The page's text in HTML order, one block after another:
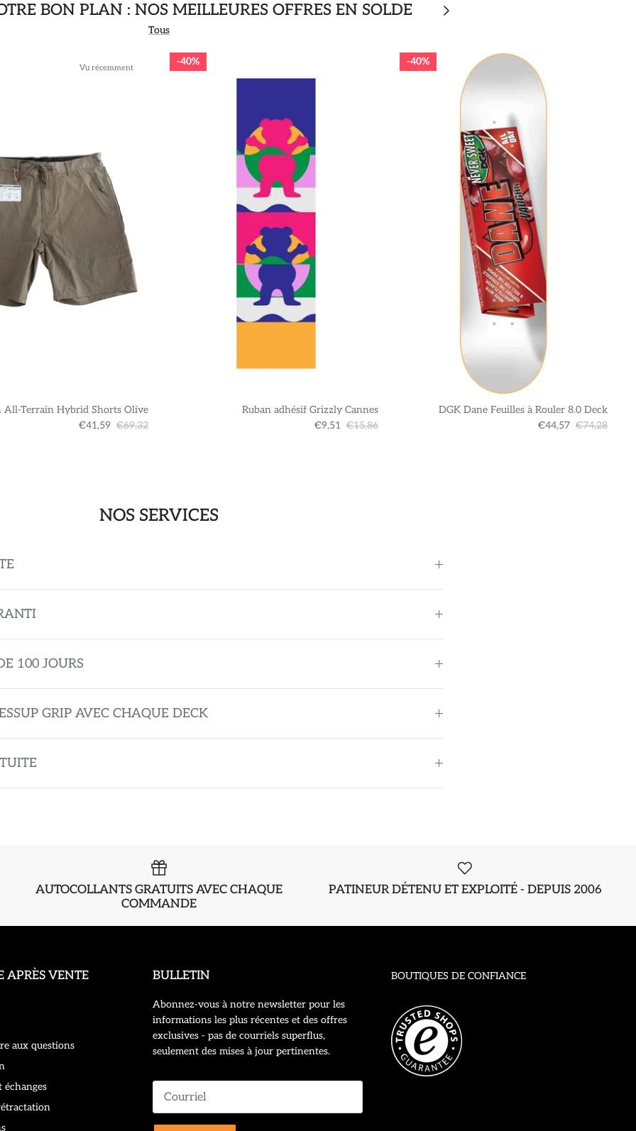
BON PLAN : NOS MEILLEURES OFFRES EN SOLDE
Tous
Vu récemment
All-Terrain Hybrid Shorts Olive
€41,59 €69,32
40%
Ruban adhésif Grizzly Cannes
€9,51 €15,86
40%
DGK Dane Feuilles à Rouler 8.0 Deck
€44,57 €74,28
NOS SERVICES
100 JOURS
GRIP AVEC CHAQUE DECK
AUTOCOLLANTS GRATUITS AVEC CHAQUE
COMMANDE
PATINEUR DÉTENU ET EXPLOITÉ - DEPUIS 2006
APRÈS VENTE
aux questions
échanges
BULLETIN
Abonnez-vous à notre newsletter pour les
informations les plus récentes et des offres
exclusives - pas de courriels superflus,
seulement des mises à jour pertinentes.
BOUTIQUES DE CONFIANCE